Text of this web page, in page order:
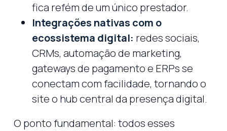
fica refém de um único prestador.
Integrações nativas com o
ecossistema digital: redes sociais,
CRMs, automação de marketing,
gateways de pagamento e ERPs se
conectam com facilidade, tornando o
site o hub central da presença digital.
O ponto fundamental: todos esses